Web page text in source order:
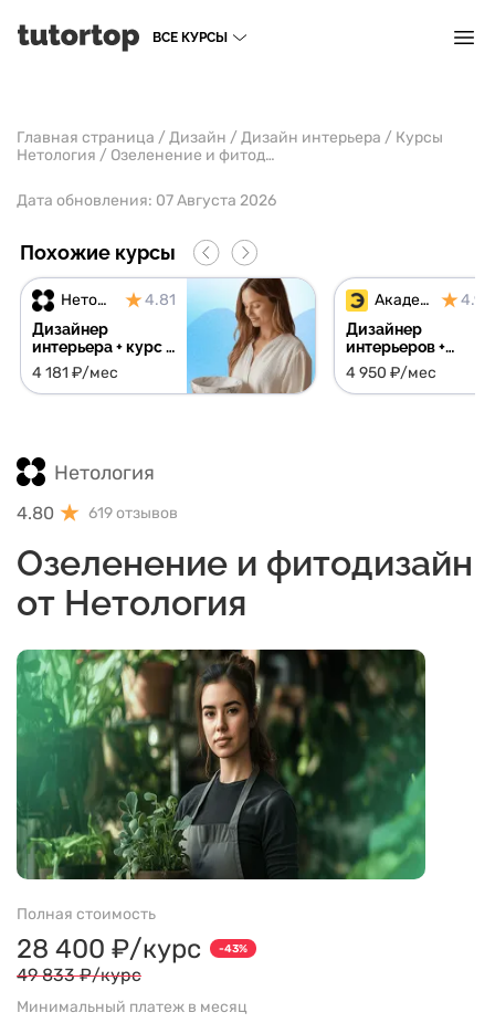
ВСЕ КУРСЫ
Главная страница /Дизайн /Дизайн интерьера / Курсы
Нетология / Озеленение и фитодизайн
Дата обновления: 07 Августа 2026
Похожие курсы
Нетология 4.81
Дизайнер
интерьера + курс в
подарок
4 181 ₽/мес
Академия Эдюсон 4.91
Дизайнер
интерьеров +
библиотеки
поставщиков,
материалов и
4 950 ₽/мес
Нетология
4.80 619 отзывов
Озеленение и фитодизайн
от Нетология
Полная стоимость
49 833 ₽/курс
28 400 ₽/курс -43%
Минимальный платеж в месяц